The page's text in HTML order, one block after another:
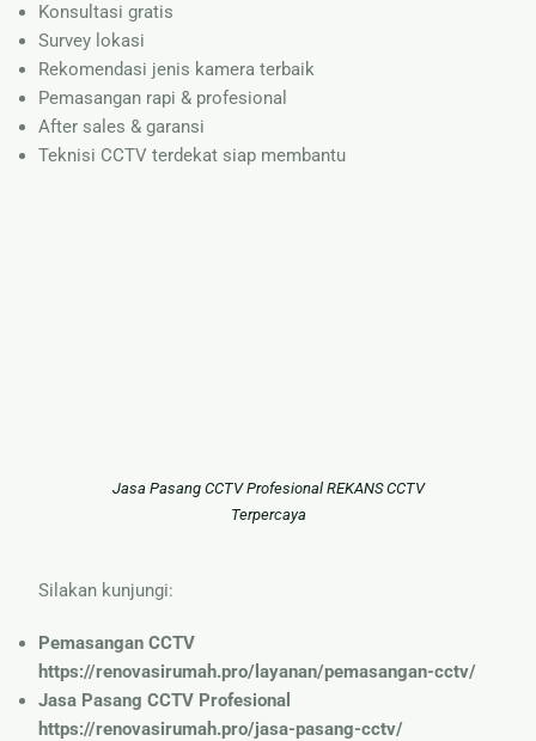
Konsultasi gratis
Survey lokasi
Rekomendasi jenis kamera terbaik
Pemasangan rapi & profesional
After sales & garansi
Teknisi CCTV terdekat siap membantu
Jasa Pasang CCTV Profesional REKANS CCTV
Terpercaya
Silakan kunjungi:
Pemasangan CCTV
https://renovasirumah.pro/layanan/pemasangan-cctv/
Jasa Pasang CCTV Profesional
https://renovasirumah.pro/jasa-pasang-cctv/